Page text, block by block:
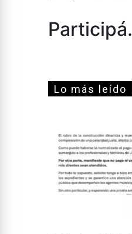
Participá.
Lo más leído